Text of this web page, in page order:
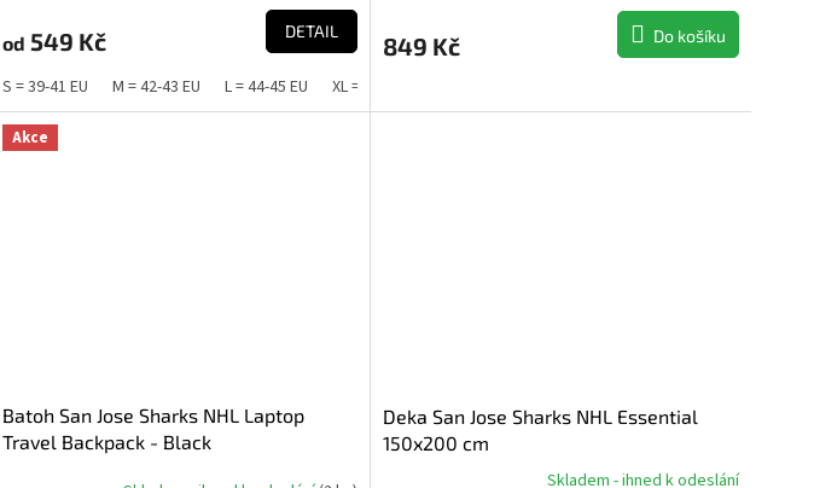
je
z
5
hvězdiček.
od 549 Kč DETAIL
S = 39-41 EU M = 42-43 EU L = 44-45 EU XL = 46-48 EU
je
5
849 Kč Do košíku
Akce
Batoh San Jose Sharks NHL Laptop
Travel Backpack - Black
Deka San Jose Sharks NHL Essential
150x200 cm
Skladem - ihned k odeslání